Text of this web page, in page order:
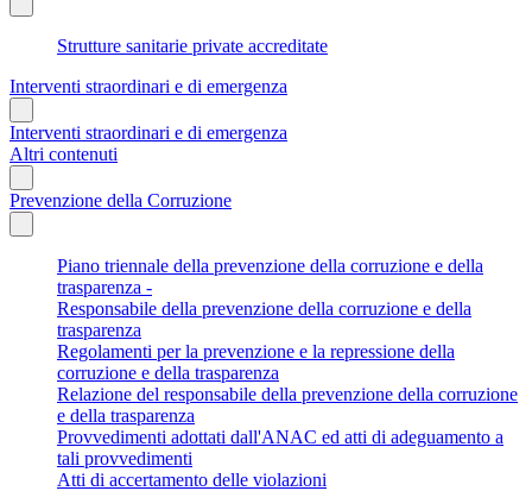
Strutture sanitarie private accreditate
Interventi straordinari e di emergenza
Interventi straordinari e di emergenza
Altri contenuti
Prevenzione della Corruzione
Piano triennale della prevenzione della corruzione e della
trasparenza -
Responsabile della prevenzione della corruzione e della
trasparenza
Regolamenti per la prevenzione e la repressione della
corruzione e della trasparenza
Relazione del responsabile della prevenzione della corruzione
e della trasparenza
Provvedimenti adottati dall'ANAC ed atti di adeguamento a
tali provvedimenti
Atti di accertamento delle violazioni